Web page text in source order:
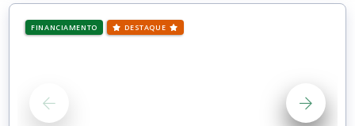
FINANCIAMENTO DESTAQUE